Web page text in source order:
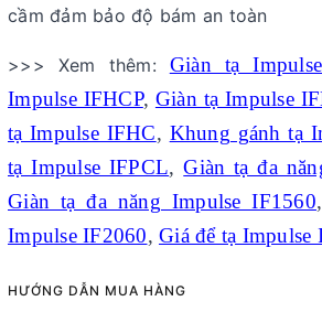
cầm đảm bảo độ bám an toàn
>>> Xem thêm: Giàn tạ
Impulse IFHCP, Giàn tạ Impulse
tạ Impulse IFHC, Khung gánh tạ
tạ Impulse IFPCL,Giàn tạ đa
Giàn tạ đa năng Impulse IF1560
Impulse IF2060, Giá để tạ Impulse
HƯỚNG DẪN MUA HÀNG